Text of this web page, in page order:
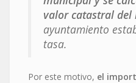
valor catastral del
ayuntamiento
tasa.
Por este motivo, el